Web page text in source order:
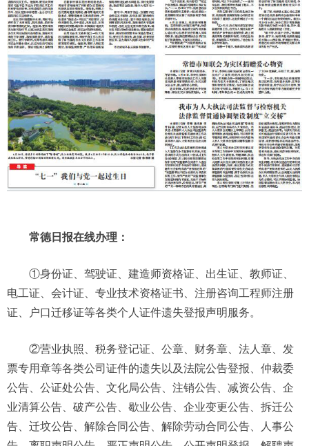
常德日报在线办理：
①身份证、驾驶证、建造师资格证、出生证、教师证、
电工证、会计证、专业技术资格证书、注册咨询工程师注册
证、户口迁移证等各类个人证件遗失登报声明服务。
②营业执照、税务登记证、公章、财务章、法人章、发
票专用章等各类公司证件的遗失以及法院公告登报、仲裁委
公告、公证处公告、文化局公告、注销公告、减资公告、企
业清算公告、破产公告、歇业公告、企业变更公告、拆迁公
告、迁坟公告、解除合同公告、解除劳动合同公告、人事公